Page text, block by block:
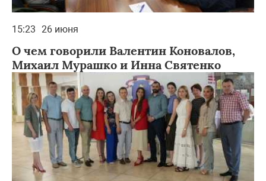
15:23 26 июня
О чем говорили Валентин Коновалов,
Михаил Мурашко и Инна Святенко